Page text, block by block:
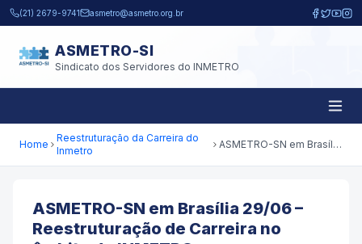
Pular para o conteúdo principal
(21) 2679-9741 asmetro@asmetro.org.br
ASMETRO-SI
Sindicato dos Servidores do INMETRO
Home
Reestruturação da Carreira do
Inmetro
ASMETRO-SN em Brasília 29/06 – Reestruturação de Carreira no âmbito do INMETRO.
ASMETRO-SN em Brasília 29/06 –
Reestruturação de Carreira no